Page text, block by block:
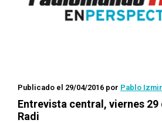
Publicado el 29/04/2016 por Pablo
Entrevista central, viernes 29
Radi